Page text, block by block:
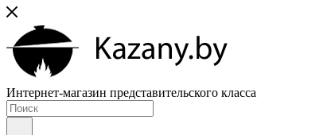
Интернет-магазин представительского класса